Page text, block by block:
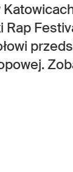
Rap